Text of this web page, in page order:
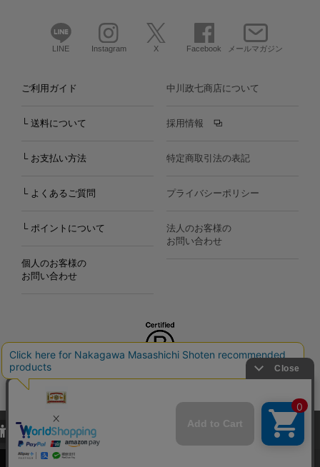
LINE Instagram X Facebook メールマガジン
ご利用ガイド
└ 送料について
└ お支払い方法
└ よくあるご質問
└ ポイントについて
個人のお客様の
お問い合わせ
中川政七商店について
採用情報
特定商取引法の表記
プライバシーポリシー
法人のお客様の
お問い合わせ
Copyright©2000
Nakagawa Masashichi Shoten All Rights Reserved.
当サイトでは、当サイト内における閲覧履歴・属性情報などの取得およ
び利便性向上のためにクッキー（Cookie）を使用いたします。詳細に
関しては「プライバシーポリシー